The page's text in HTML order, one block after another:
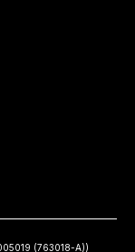
(763018-A))